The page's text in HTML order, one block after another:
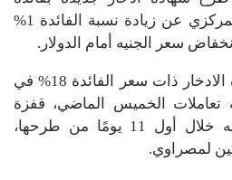
مرتفعة بعد إعلان البنك المركزي عن زيادة نسبة الفائدة 1%
وحققت حصيلة بيع شهادة الادخار ذات سعر الفائدة 18% في
تعاملات الخميس الماضي، قفزة
لتصل إلى 345 مليار جنيه خلال أول 11 يومًا من طرحها،
لمصراوي.